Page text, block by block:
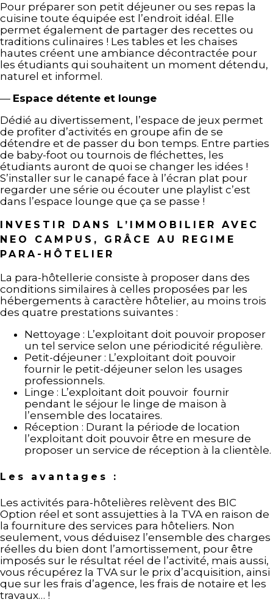
Pour préparer son petit déjeuner ou ses repas la
cuisine toute équipée est l’endroit idéal. Elle
permet également de partager des recettes ou
traditions culinaires ! Les tables et les chaises
hautes créent une ambiance décontractée pour
les étudiants qui souhaitent un moment détendu,
naturel et informel.
— Espace détente et lounge
Dédié au divertissement, l’espace de jeux permet
de profiter d’activités en groupe afin de se
détendre et de passer du bon temps. Entre parties
de baby-foot ou tournois de fléchettes, les
étudiants auront de quoi se changer les idées !
S’installer sur le canapé face à l’écran plat pour
regarder une série ou écouter une playlist c’est
dans l’espace lounge que ça se passe !
INVESTIR DANS L’IMMOBILIER AVEC
NEO CAMPUS, GRÂCE AU REGIME
PARA-HÔTELIER
La para-hôtellerie consiste à proposer dans des
conditions similaires à celles proposées par les
hébergements à caractère hôtelier, au moins trois
des quatre prestations suivantes :
Nettoyage : L’exploitant doit pouvoir proposer
un tel service selon une périodicité régulière.
Petit-déjeuner : L’exploitant doit pouvoir
fournir le petit-déjeuner selon les usages
professionnels.
Linge : L’exploitant doit pouvoir fournir
pendant le séjour le linge de maison à
l’ensemble des locataires.
Réception : Durant la période de location
l’exploitant doit pouvoir être en mesure de
proposer un service de réception à la clientèle.
Les avantages :
Les activités para-hôtelières relèvent des BIC
Option réel et sont assujetties à la TVA en raison de
la fourniture des services para hôteliers. Non
seulement, vous déduisez l’ensemble des charges
réelles du bien dont l’amortissement, pour être
imposés sur le résultat réel de l’activité, mais aussi,
vous récupérez la TVA sur le prix d’acquisition, ainsi
que sur les frais d’agence, les frais de notaire et les
travaux… !